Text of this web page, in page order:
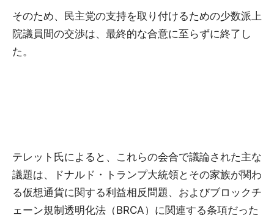
そのため、民主党の支持を取り付けるための少数派上
院議員間の交渉は、最終的な合意に至らずに終了し
た。
テレット氏によると、これらの会合で議論された主な
議題は、ドナルド・トランプ大統領とその家族が関わ
る仮想通貨に関する利益相反問題、およびブロックチ
ェーン規制透明化法（BRCA）に関連する条項だった